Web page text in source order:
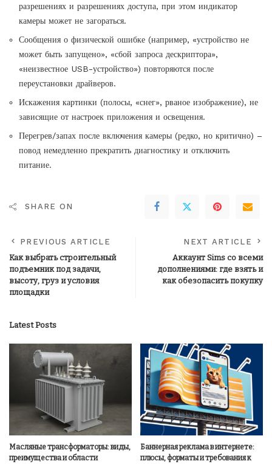
разрешениях и разрешениях доступа, при этом индикатор
камеры может не загораться.
Сообщения о физической ошибке (например, «устройство не
может быть запущено», «сбой запроса дескриптора»,
«неизвестное USB-устройство») повторяются после
переустановки драйверов.
Искажения картинки (полосы, «снег», рваное изображение), не
зависящие от настроек приложения и освещения.
Перегрев/запах после включения камеры (редко, но критично) –
повод немедленно прекратить диагностику и отключить
питание.
SHARE ON
PREVIOUS ARTICLE
Как выбрать строительный
подъемник под задачи,
высоту, груз и условия
площадки
NEXT ARTICLE
Аккаунт Sims со всеми
дополнениями: где взять и
как обезопасить покупку
Latest Posts
Масляные трансформаторы: виды,
преимущества и области
Баннерная реклама в интернете:
плюсы, форматы и требования к